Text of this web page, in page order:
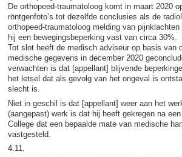
De orthopeed-traumatoloog komt in maart 2020
röntgenfoto’s tot dezelfde conclusies als de
orthopeed-traumatoloog melding van
hij een bewegingsbeperking vast van circa 30%.
Tot slot heeft de medisch adviseur op basis van
medische gegevens in december 2020
verwachten is dat [appellant] blijvende
het letsel dat als gevolg van het ongeval is
slecht is.
Niet in geschil is dat [appellant] weer aan het
(aangepast) werk is dat hij heeft gekregen na
College dat een bepaalde mate van medische
vastgesteld.
4.11.